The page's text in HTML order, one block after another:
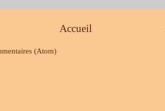
Accueil
(Atom)